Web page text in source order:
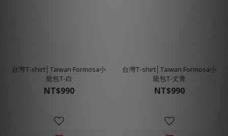
台灣T-shirt│Taiwan Formosa小
籠包T-白
NT$990
台灣T-shirt│Taiwan Formosa小
籠包T-丈青
NT$990